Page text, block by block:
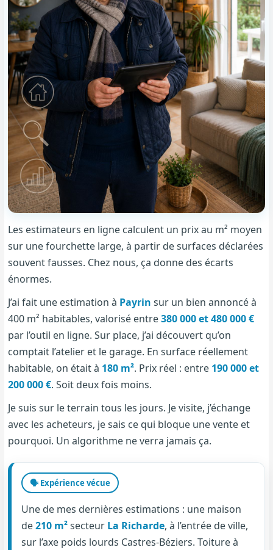
Les estimateurs en ligne calculent un prix au m² moyen
sur une fourchette large, à partir de surfaces déclarées
souvent fausses. Chez nous, ça donne des écarts
énormes.
J’ai fait une estimation à Payrin sur un bien annoncé à
400 m² habitables, valorisé entre380 000 et 480 000 €
par l’outil en ligne. Sur place, j’ai découvert qu’on
comptait l’atelier et le garage. En surface réellement
habitable, on était à 180 m². Prix réel : entre 190 000 et
200 000 €. Soit deux fois moins.
Je suis sur le terrain tous les jours. Je visite, j’échange
avec les acheteurs, je sais ce qui bloque une vente et
pourquoi. Un algorithme ne verra jamais ça.
🗣️ Expérience vécue
Une de mes dernières estimations : une maison
de210 m²secteur La Richarde, à l’entrée de ville,
sur l’axe poids lourds Castres-Béziers. Toiture à